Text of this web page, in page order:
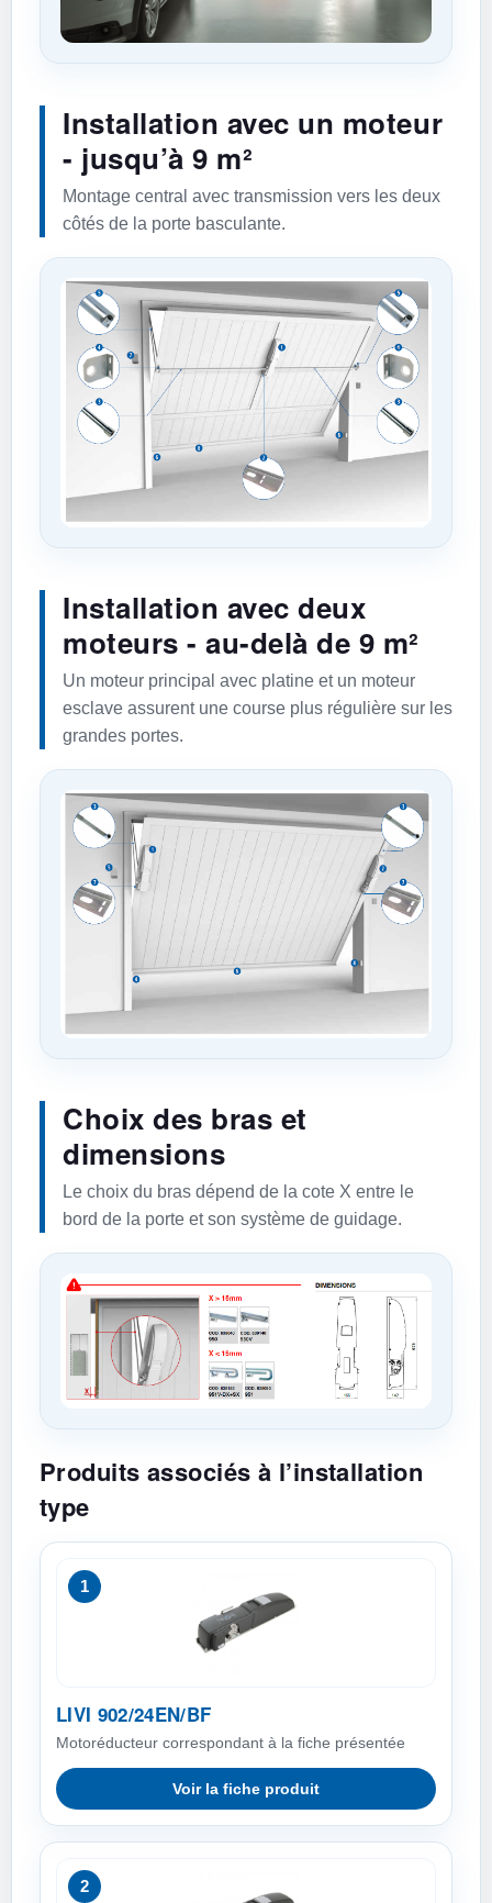
Installation avec un moteur
- jusqu’à 9 m²
Montage central avec transmission vers les deux
côtés de la porte basculante.
Installation avec deux
moteurs - au-delà de 9 m²
Un moteur principal avec platine et un moteur
esclave assurent une course plus régulière sur les
grandes portes.
Choix des bras et
dimensions
Le choix du bras dépend de la cote X entre le
bord de la porte et son système de guidage.
Produits associés à l’installation
type
1
LIVI 902/24EN/BF
Motoréducteur correspondant à la fiche présentée
Voir la fiche produit
2